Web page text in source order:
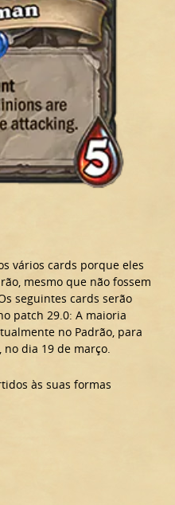
vários cards porque eles
mesmo que não fossem
seguintes cards serão
patch 29.0: A maioria
no Padrão, para
dia 19 de março.
às suas formas